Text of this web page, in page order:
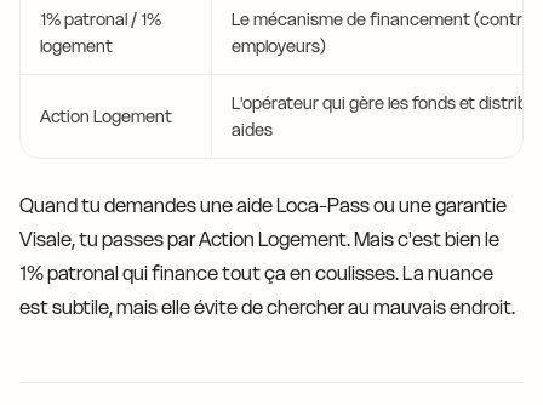
1% patronal / 1%
logement
Le mécanisme de financement
employeurs)
Action Logement
L'opérateur qui gère les fonds et
aides
Quand tu demandes une aide Loca-Pass ou une garantie
Visale, tu passes par Action Logement. Mais c'est bien le
1% patronal qui finance tout ça en coulisses. La nuance
est subtile, mais elle évite de chercher au mauvais endroit.